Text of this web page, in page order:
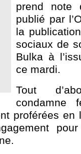
prend note
publié par
la
sociaux de
Bulka à
ce mardi.
Tout
condamne
proférées